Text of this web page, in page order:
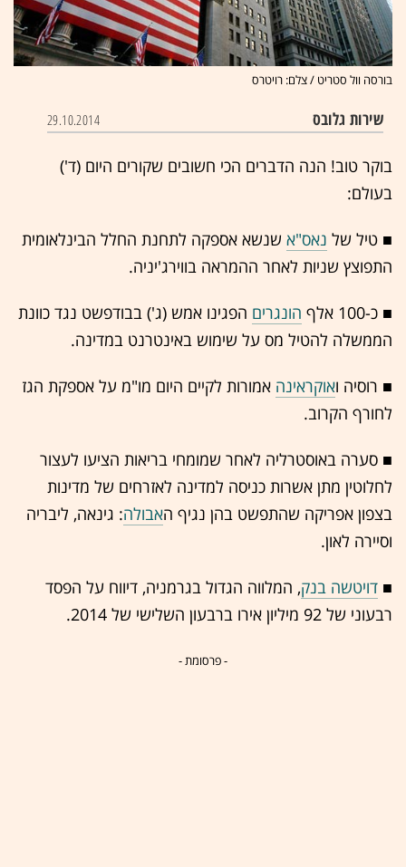
בורסה וול סטריט / צלם: רויטרס
שירות גלובס 29.10.2014
בוקר טוב! הנה הדברים הכי חשובים שקורים היום (ד')
בעולם:
■ טיל של נאס"א שנשא אספקה לתחנת החלל הבינלאומית
התפוצץ שניות לאחר ההמראה בווירג'יניה.
■ כ-100 אלף הונגרים הפגינו אמש (ג') בבודפשט נגד כוונת
הממשלה להטיל מס על שימוש באינטרנט במדינה.
■ רוסיה ואוקראינה אמורות לקיים היום מו"מ על אספקת הגז
לחורף הקרוב.
■ סערה באוסטרליה לאחר שמומחי בריאות הציעו לעצור
לחלוטין מתן אשרות כניסה למדינה לאזרחים של מדינות
בצפון אפריקה שהתפשט בהן נגיף האבולה: גינאה, ליבריה
וסיירה לאון.
■ דויטשה בנק, המלווה הגדול בגרמניה, דיווח על הפסד
רבעוני של 92 מיליון אירו ברבעון השלישי של 2014.
- פרסומת -